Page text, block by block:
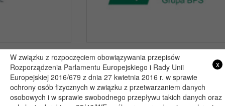
Copyright 2019@ - Muzeum Henryka Sienkiewicza w Woli Okrzejskiej
Projekt i wykonanie: itlu.pl
x
W związku z rozpoczęciem obowiązywania przepisów
Rozporządzenia Parlamentu Europejskiego i Rady Unii
Europejskiej 2016/679 z dnia 27 kwietnia 2016 r. w sprawie
ochrony osób fizycznych w związku z przetwarzaniem danych
osobowych i w sprawie swobodnego przepływu takich danych oraz